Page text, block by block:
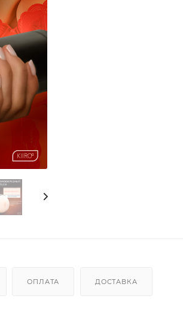
ОПЛАТА ДОСТАВКА